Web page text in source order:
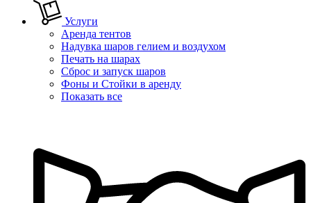
Услуги
Аренда тентов
Надувка шаров гелием и воздухом
Печать на шарах
Сброс и запуск шаров
Фоны и Стойки в аренду
Показать все